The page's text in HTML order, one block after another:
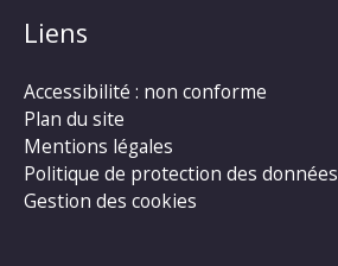
Liens
Accessibilité : non conforme
Plan du site
Mentions légales
Politique de protection des données
Gestion des cookies